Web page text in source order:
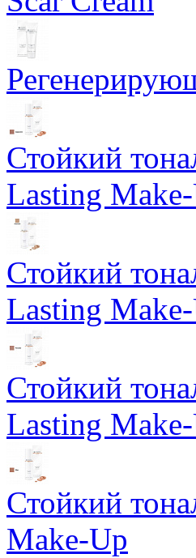
Стойкий
Lasting
Стойкий
Lasting
Стойкий
Lasting
Стойкий
Make-Up